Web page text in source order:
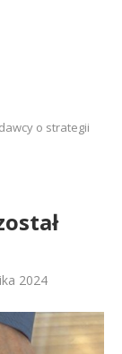
o strategii
2024